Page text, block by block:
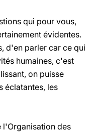
qui pour vous,
évidentes.
d'en parler car ce qui
humaines, c'est
on puisse
éclatantes, les
l'Organisation des